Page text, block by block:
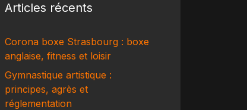
Articles récents
Corona boxe Strasbourg : boxe
anglaise, fitness et loisir
Gymnastique artistique :
principes, agrès et
réglementation